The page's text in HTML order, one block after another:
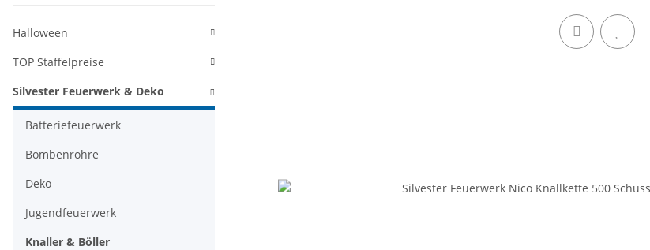
Halloween
TOP Staffelpreise
Silvester Feuerwerk & Deko
Batteriefeuerwerk
Bombenrohre
Deko
Jugendfeuerwerk
Knaller & Böller